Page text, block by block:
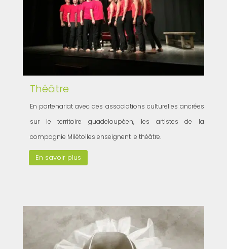
Théâtre
En partenariat avec des associations culturelles ancrées
sur le territoire guadeloupéen, les artistes de la
compagnie Milétoiles enseignent le théâtre.
En savoir plus